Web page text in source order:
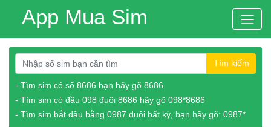
App Mua Sim
Tìm kiếm
- Tìm sim có số 8686 bạn hãy gõ 8686
- Tìm sim có đầu 098 đuôi 8686 hãy gõ 098*8686
- Tìm sim bắt đầu bằng 0987 đuôi bất kỳ, bạn hãy gõ: 0987*